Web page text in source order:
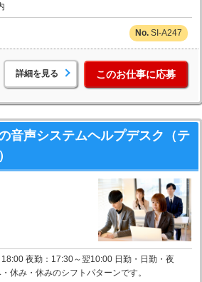
SI-A247
詳細を見る このお仕事に応募
音声システムヘルプデスク（テ
夜勤：17:30～翌10:00 日勤・日勤・夜
休み・休みのシフトパターンです。